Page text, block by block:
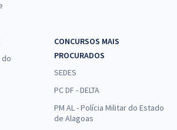
do
CONCURSOS MAIS
PROCURADOS
SEDES
PC DF - DELTA
PM AL - Polícia Militar do Estado
de Alagoas